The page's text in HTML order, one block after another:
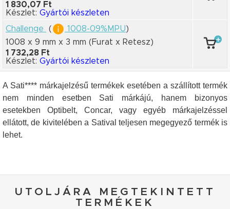
1 830,07 Ft
Készlet: Gyártói készleten
Challenge
( 1008-09%MPU)
1008 x 9 mm x 3 mm (Furat x Retesz)
1 732,28 Ft
Készlet: Gyártói készleten
A Sati**** márkajelzésű termékek esetében a szállított termék
nem minden esetben Sati márkájú, hanem bizonyos
esetekben Optibelt, Concar, vagy egyéb márkajelzéssel
ellátott, de kivitelében a Satival teljesen megegyező termék is
lehet.
UTOLJÁRA MEGTEKINTETT
TERMÉKEK